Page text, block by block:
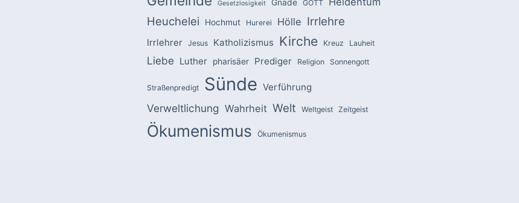
Gesetzlosigkeit Gnade GOTT
Heuchelei Hochmut Hurerei Hölle Irrlehre
Irrlehrer Jesus Katholizismus Kirche Kreuz Lauheit
Liebe Luther pharisäer Prediger Religion Sonnengott
Straßenpredigt Sünde Verführung
Verweltlichung Wahrheit Welt Weltgeist Zeitgeist
Ökumenismus Ökumenismus